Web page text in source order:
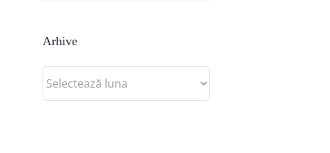
Arhive
Arhive